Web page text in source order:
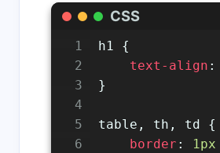
CSS
1
2
3
4
5
6
h1
{
text-align :
}
table , th , td {
border : 1px